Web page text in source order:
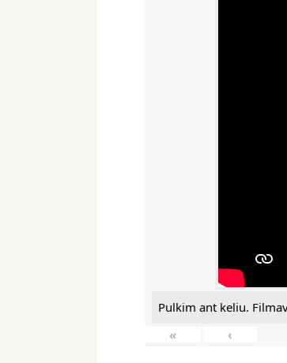
Pulkim ant keliu.
«
‹